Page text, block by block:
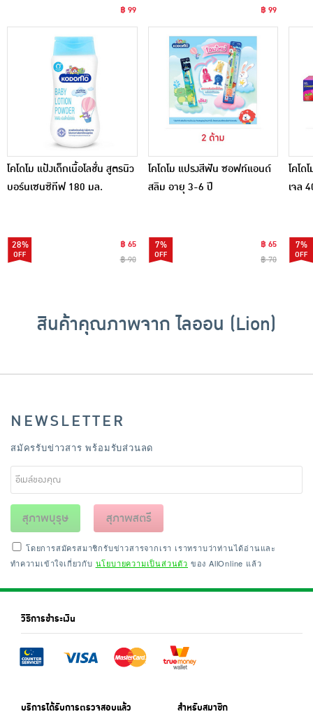
฿ 99
โคโดโม แป้งเด็กเนื้อโลชั่น สูตรนิว
บอร์นเซนซิทีฟ 180 มล.
28%
฿ 65
฿ 90
฿ 99
โคโดโม แปรงสีฟัน ซอฟท์แอนด์
สลิม อายุ 3-6 ปี
7%
฿ 65
฿ 70
โคโด
เจล
7%
สินค้าคุณภาพจาก ไลออน (Lion)
NEWSLETTER
สมัครรับข่าวสาร พร้อมรับส่วนลด
สุภาพบุรุษ สุภาพสตรี
โดยการสมัครสมาชิกรับข่าวสารจากเรา เราทราบว่าท่านได้อ่านและ
ทำความเข้าใจเกี่ยวกับ นโยบายความเป็นส่วนตัว ของ AllOnline แล้ว
วิธีการชำระเงิน
บริการได้รับการตรวจสอบแล้ว สำหรับสมาชิก